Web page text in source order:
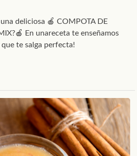
deliciosa 🍎 COMPOTA DE
En unareceta te enseñamos
te salga perfecta!